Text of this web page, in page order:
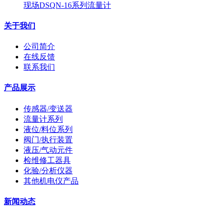
现场DSQN-16系列流量计
关于我们
公司简介
在线反馈
联系我们
产品展示
传感器/变送器
流量计系列
液位/料位系列
阀门/执行装置
液压/气动元件
检维修工器具
化验/分析仪器
其他机电仪产品
新闻动态